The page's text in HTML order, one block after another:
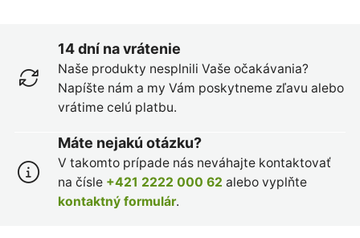
14 dní na vrátenie
Naše produkty nesplnili Vaše očakávania?
Napíšte nám a my Vám poskytneme zľavu alebo
vrátime celú platbu.
Máte nejakú otázku?
V takomto prípade nás neváhajte kontaktovať
na čísle +421 2222 000 62 alebo vyplňte
kontaktný formulár.